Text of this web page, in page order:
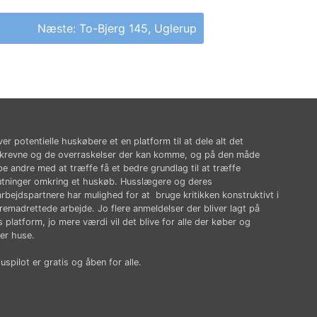
Næste: To-Bjerg 145, Uglerup
potentielle huskøbere et en platform til at dele alt det
og de overraskelser der kan komme, og på den måde
andre med at træffe få et bedre grundlag til at træffe
omkring et huskøb. Husslægere og deres
har mulighed for at bruge kritikken konstruktivt i
arbejde. Jo flere anmeldelser der bliver lagt på
platform, jo mere værdi vil det blive for alle der køber og
huse.
er gratis og åben for alle.